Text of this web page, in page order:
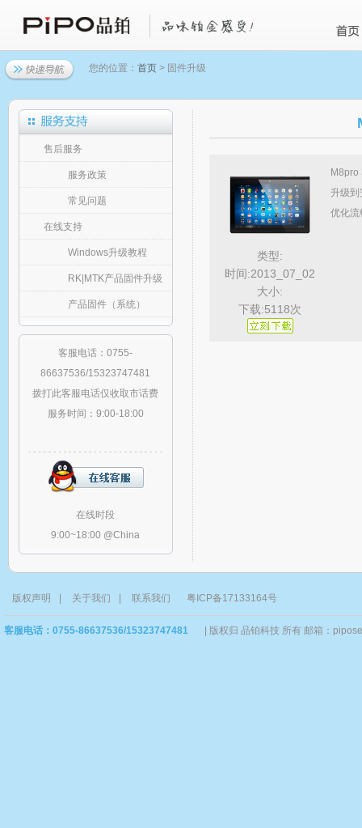
您的位置： 首页 > 固件升级
售后服务
服务政策
常见问题
在线支持
Windows升级教程
RK|MTK产品固件升级
产品固件（系统）
客服电话：0755-
86637536/15323747481
拨打此客服电话仅收取市话费
服务时间：9:00-18:00
在线时段
9:00~18:00 @China
类型:
时间:2013_07_02
大小:
下载:5118次
M8pro
升级
优化流
版权声明 关于我们 联系我们 粤ICP备17133164号
客服电话：0755-86637536/15323747481 版权归 品铂科技 所有 邮箱：